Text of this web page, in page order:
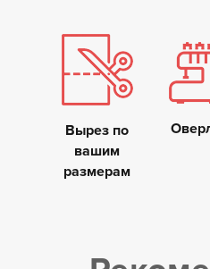
Вырез по
вашим
размерам